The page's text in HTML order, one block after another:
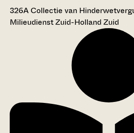
326A Collectie van
Milieudienst Zuid-Holland Zuid